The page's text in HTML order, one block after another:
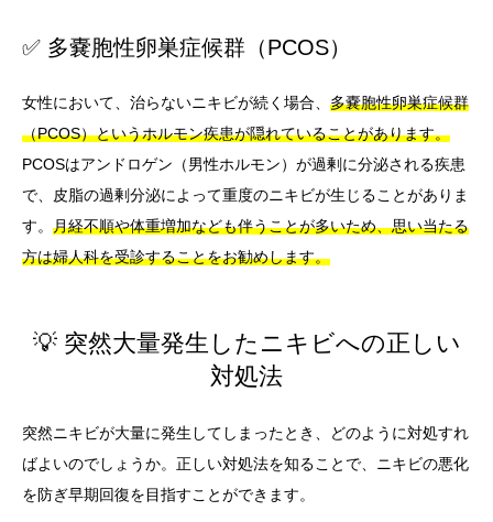
✅ 多嚢胞性卵巣症候群（PCOS）
女性において、治らないニキビが続く場合、 多嚢胞性卵巣症候群
（PCOS）というホルモン疾患が隠れていることがあります。
PCOSはアンドロゲン（男性ホルモン）が過剰に分泌される疾患
で、皮脂の過剰分泌によって重度のニキビが生じることがありま
す。 月経不順や体重増加なども伴うことが多いため、思い当たる
方は婦人科を受診することをお勧めします。
💡 突然大量発生したニキビへの正しい
対処法
突然ニキビが大量に発生してしまったとき、どのように対処すれ
ばよいのでしょうか。正しい対処法を知ることで、ニキビの悪化
を防ぎ早期回復を目指すことができます。